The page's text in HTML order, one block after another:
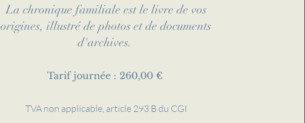
La chronique familiale est le livre de vos
origines, illustré de photos et de documents
d'archives.
Tarif journée : 260,00 €
TVA non applicable, article 293 B du CGI